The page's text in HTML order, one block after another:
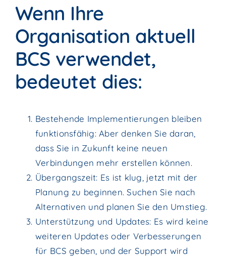
Wenn Ihre
Organisation aktuell
BCS verwendet,
bedeutet dies:
Bestehende Implementierungen bleiben
funktionsfähig: Aber denken Sie daran,
dass Sie in Zukunft keine neuen
Verbindungen mehr erstellen können.
Übergangszeit: Es ist klug, jetzt mit der
Planung zu beginnen. Suchen Sie nach
Alternativen und planen Sie den Umstieg.
Unterstützung und Updates: Es wird keine
weiteren Updates oder Verbesserungen
für BCS geben, und der Support wird